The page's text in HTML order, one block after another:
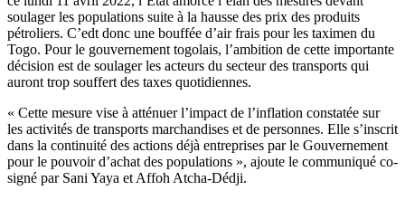
soulager les populations suite à la hausse des prix des produits
pétroliers. C’edt donc une bouffée d’air frais pour les taximen du
Togo. Pour le gouvernement togolais, l’ambition de cette importante
décision est de soulager les acteurs du secteur des transports qui
auront trop souffert des taxes quotidiennes.
« Cette mesure vise à atténuer l’impact de l’inflation constatée sur
les activités de transports marchandises et de personnes. Elle s’inscrit
dans la continuité des actions déjà entreprises par le Gouvernement
pour le pouvoir d’achat des populations », ajoute le communiqué co-
signé par Sani Yaya et Affoh Atcha-Dédji.